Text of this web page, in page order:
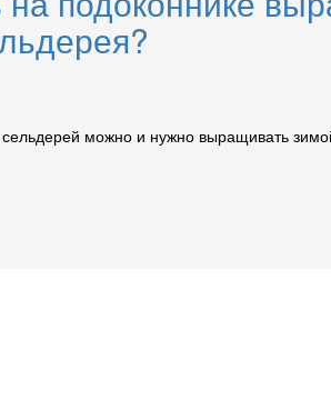
сельдерей можно и нужно выращивать